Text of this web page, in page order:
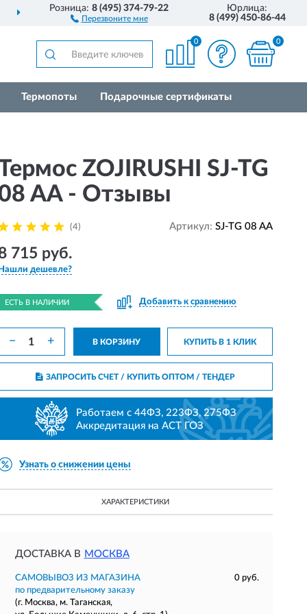
ДОСТАВИМ ПО ВСЕЙ РОССИИ
Розница:8 (495) 374-79-22
Перезвоните мне
Юрлица:
8 (499) 450-86-44
0 0
Термопоты Подарочные сертификаты
ZOJIRUSHI SJ-TG
AA - Отзывы
(4) Артикул: SJ-TG 08 AA
715 руб.
Нашли дешевле?
ЕСТЬ В НАЛИЧИИ Добавить к сравнению
− + В КОРЗИНУ КУПИТЬ В 1 КЛИК
ЗАПРОСИТЬ СЧЕТ / КУПИТЬ ОПТОМ/ ТЕНДЕР
Работаем с 44ФЗ, 223ФЗ, 275ФЗ
Аккредитация на АСТ ГОЗ
Узнать о снижении цены
ХАРАКТЕРИСТИКИ
ДОСТАВКА В МОСКВА
САМОВЫВОЗ ИЗ МАГАЗИНА
0 руб.
по предварительному заказу
(г. Москва, м. Таганская,